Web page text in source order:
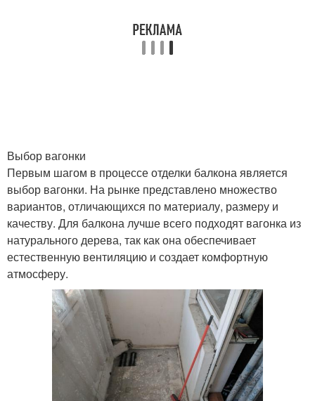
Балконы в москве Вагонки для отделки
Обычная вагонка Старая вагонка
Вагонка без
повреждений
Вагонка в зимний
период
Выбор вагонки
Первым шагом в процессе отделки балкона является
выбор вагонки. На рынке представлено множество
вариантов, отличающихся по материалу, размеру и
качеству. Для балкона лучше всего подходят вагонка из
натурального дерева, так как она обеспечивает
естественную вентиляцию и создает комфортную
атмосферу.